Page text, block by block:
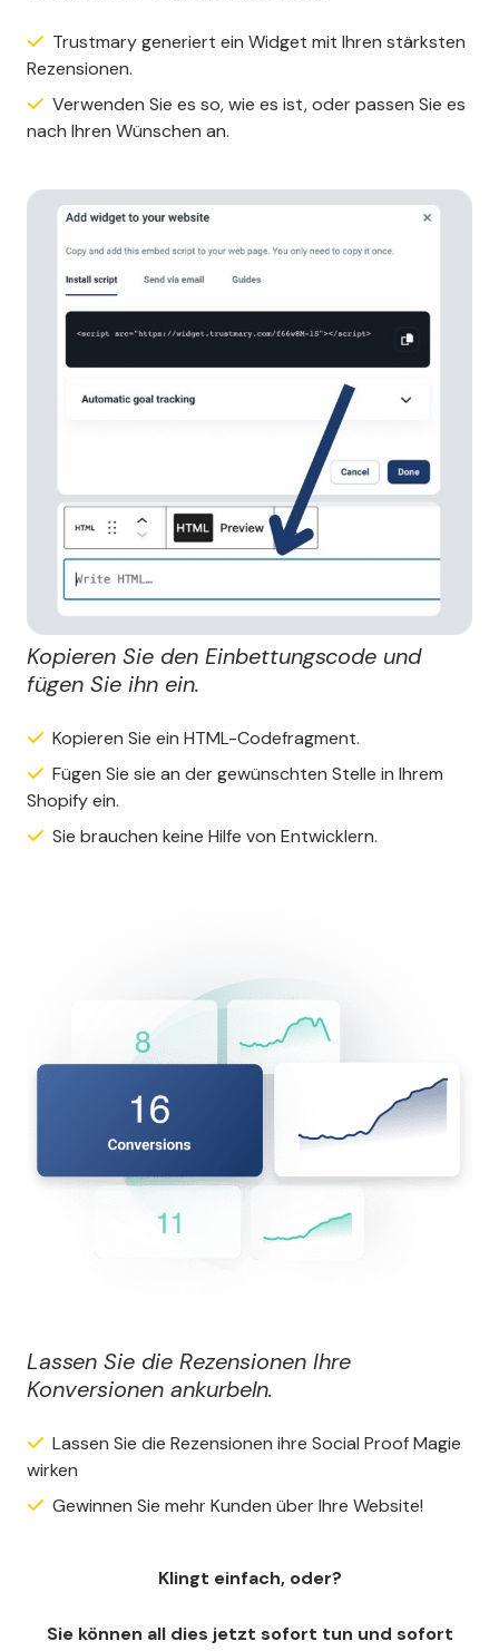
Trustmary generiert ein Widget mit Ihren stärksten
Rezensionen.
Verwenden Sie es so, wie es ist, oder passen Sie es
nach Ihren Wünschen an.
Kopieren Sie den Einbettungscode und
fügen Sie ihn ein.
Kopieren Sie ein HTML-Codefragment.
Fügen Sie sie an der gewünschten Stelle in Ihrem
Shopify ein.
Sie brauchen keine Hilfe von Entwicklern.
Lassen Sie die Rezensionen Ihre
Konversionen ankurbeln.
Lassen Sie die Rezensionen ihre Social Proof Magie
wirken
Gewinnen Sie mehr Kunden über Ihre Website!
Klingt einfach, oder?
Sie können all dies jetzt sofort tun und sofort